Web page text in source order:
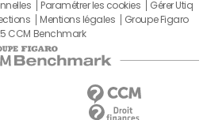
Paramétrer les cookies
Gérer Utiq
Mentions légales
Groupe Figaro
CCM Benchmark